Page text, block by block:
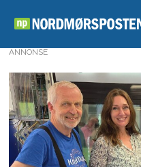
ANNONSE